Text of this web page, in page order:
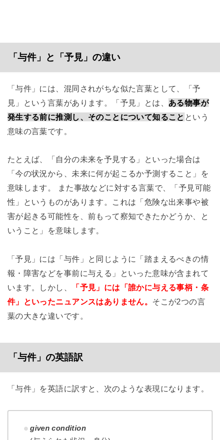
「与件」と「予見」の違い
「与件」には、混同されがちな似た言葉として、「予
見」という言葉があります。「予見」とは、 ある物事が
発生する前に推測し、そのことについて知ること という
意味の言葉です。
たとえば、「自分の未来を予見する」といった場合は
「今の状況から、未来に何が起こるか予測すること」を
意味します。 また事故などに対する言葉で、「予見可能
性」というものがあります。これは「危険な出来事や被
害が起きる可能性を、前もって察知できたかどうか、と
いうこと」を意味します。
「予見」には「与件」と同じように「踏まえるべきの情
報・障害などを事前に与える」といった意味が含まれて
います。しかし、
「予見」には「誰かに与える事柄・条
件」といったニュアンスはありません。 そこが2つの言
葉の大きな違いです。
「与件」の英語訳
「与件」を英語に訳すと、次のような表現になります。
given condition